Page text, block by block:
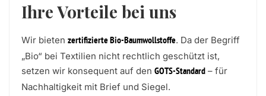
Ihre Vorteile bei uns
Wir bieten zertifizierte Bio-Baumwollstoffe. Da der Begriff
„Bio“ bei Textilien nicht rechtlich geschützt ist,
setzen wir konsequent auf den GOTS-Standard – für
Nachhaltigkeit mit Brief und Siegel.